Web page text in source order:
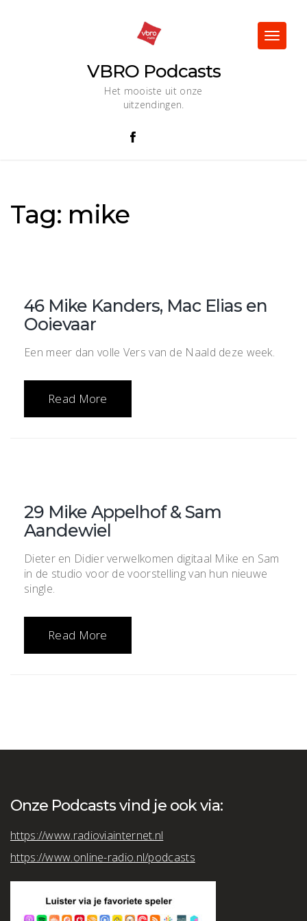
VBRO Podcasts
Het mooiste uit onze
uitzendingen.
Toggle
Tag: mike
46 Mike Kanders, Mac Elias en
Ooievaar
Een meer dan volle Vers van de Naald deze week.
Read More
29 Mike Appelhof & Sam
Aandewiel
Dieter en Didier verwelkomen digitaal Mike en Sam
in de studio voor de voorstelling van hun nieuwe
single.
Read More
Onze Podcasts vind je ook via:
https://www.radioviainternet.nl
https://www.online-radio.nl/podcasts